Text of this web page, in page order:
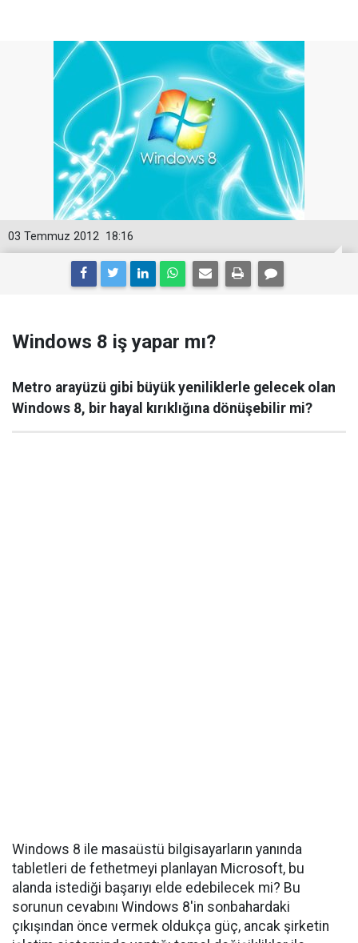
18:16
03 Temmuz 2012
Windows 8 iş yapar mı?
Metro arayüzü gibi büyük yeniliklerle gelecek olan
Windows 8, bir hayal kırıklığına dönüşebilir mi?
Windows 8 ile masaüstü bilgisayarların yanında
tabletleri de fethetmeyi planlayan Microsoft, bu
alanda istediği başarıyı elde edebilecek mi? Bu
sorunun cevabını Windows 8'in sonbahardaki
çıkışından önce vermek oldukça güç, ancak şirketin